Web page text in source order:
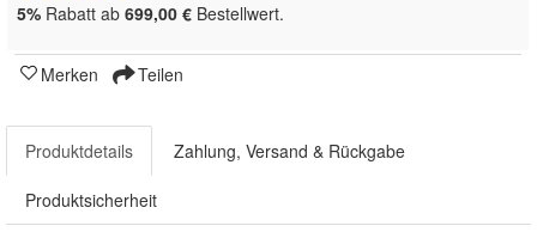
5% Rabatt ab 699,00 € Bestellwert.
Merken Teilen
Produktdetails Zahlung, Versand & Rückgabe
Produktsicherheit